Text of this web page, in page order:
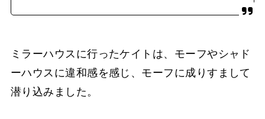
ミラーハウスに行ったケイトは、モーフやシャド
ーハウスに違和感を感じ、モーフに成りすまして
潜り込みました。